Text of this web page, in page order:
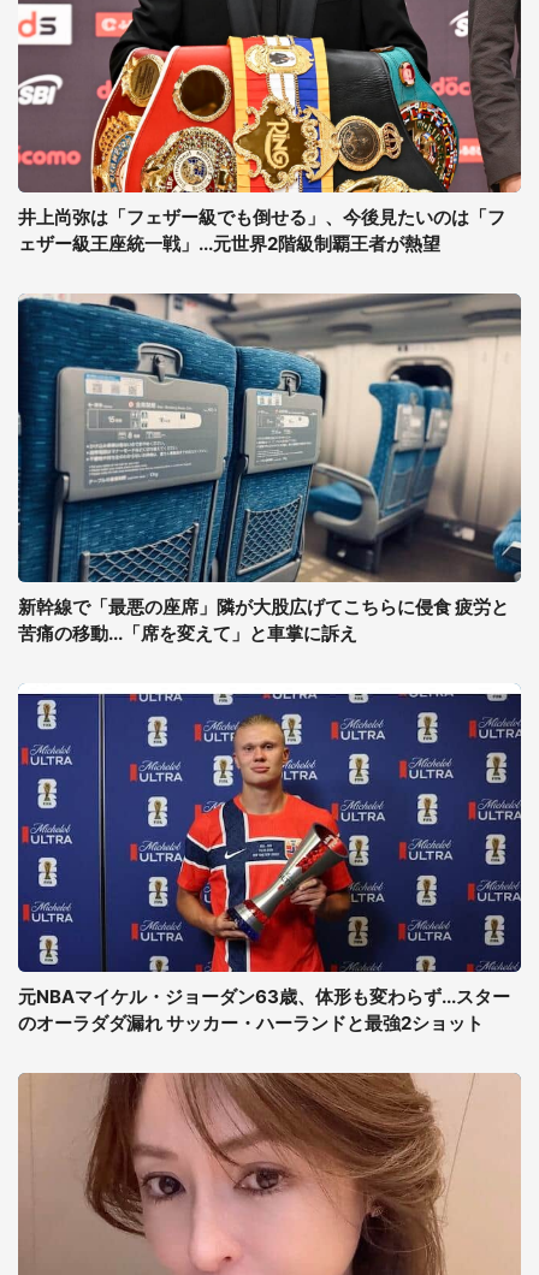
井上尚弥は「フェザー級でも倒せる」、今後見たいのは「フ
ェザー級王座統一戦」...元世界2階級制覇王者が熱望
新幹線で「最悪の座席」隣が大股広げてこちらに侵食 疲労と
苦痛の移動...「席を変えて」と車掌に訴え
元NBAマイケル・ジョーダン63歳、体形も変わらず...スター
のオーラダダ漏れ サッカー・ハーランドと最強2ショット